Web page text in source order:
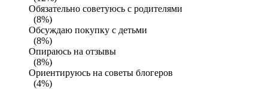
Обязательно советуюсь с родителями
(8%)
Обсуждаю покупку с детьми
(8%)
Опираюсь на отзывы
(8%)
Ориентируюсь на советы блогеров
(4%)